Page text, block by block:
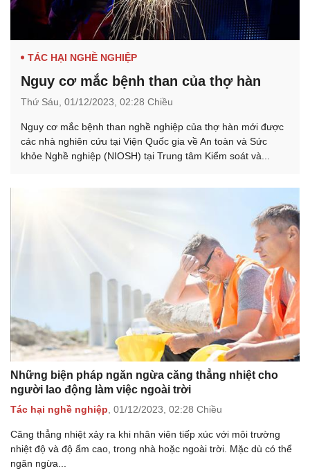
TÁC HẠI NGHỀ NGHIỆP
Nguy cơ mắc bệnh than của thợ hàn
Thứ Sáu, 01/12/2023, 02:28 Chiều
Nguy cơ mắc bệnh than nghề nghiệp của thợ hàn mới được
các nhà nghiên cứu tại Viện Quốc gia về An toàn và Sức
khỏe Nghề nghiệp (NIOSH) tại Trung tâm Kiểm soát và...
Những biện pháp ngăn ngừa căng thẳng nhiệt cho
người lao động làm việc ngoài trời
Tác hại nghề nghiệp, 01/12/2023, 02:28 Chiều
Căng thẳng nhiệt xảy ra khi nhân viên tiếp xúc với môi trường
nhiệt độ và độ ẩm cao, trong nhà hoặc ngoài trời. Mặc dù có thể
ngăn ngừa...